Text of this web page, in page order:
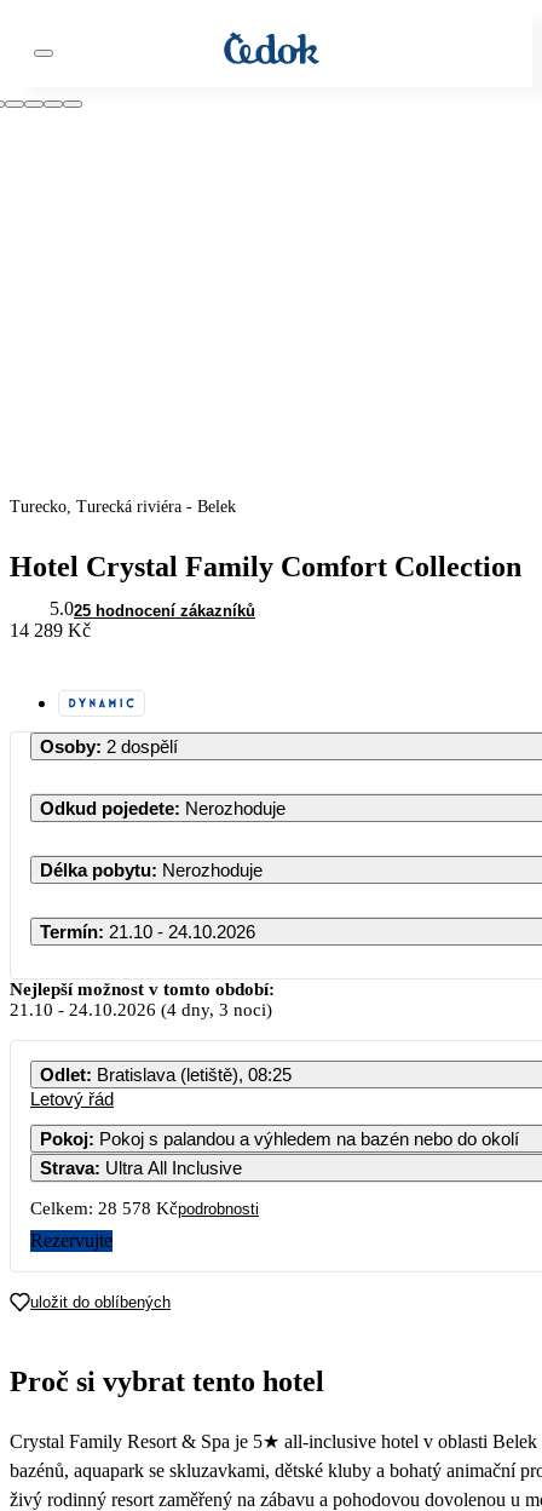
Turecko, Turecká riviéra - Belek
Hotel Crystal Family Comfort Collection
5.025 hodnocení zákazníků
14 289 Kč
Osoby: 2 dospělí
Odkud pojedete: Nerozhoduje
Délka pobytu: Nerozhoduje
Termín: 21.10 - 24.10.2026
Nejlepší možnost v tomto období:
21.10 - 24.10.2026 (4 dny, 3 noci)
Odlet: Bratislava (letiště), 08:25
Letový řád
Pokoj: Pokoj s palandou a výhledem na bazén nebo do okolí
Strava: Ultra All Inclusive
Celkem: 28 578 Kčpodrobnosti
Rezervujte
uložit do oblíbených
Proč si vybrat tento hotel
Crystal Family Resort & Spa je 5★ all-inclusive hotel v oblasti
bazénů, aquapark se skluzavkami, dětské kluby a bohatý animační
živý rodinný resort zaměřený na zábavu a pohodovou dovolenou u